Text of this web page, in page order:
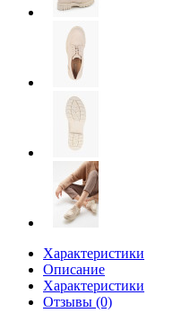
Характеристики
Описание
Характеристики
Отзывы (0)